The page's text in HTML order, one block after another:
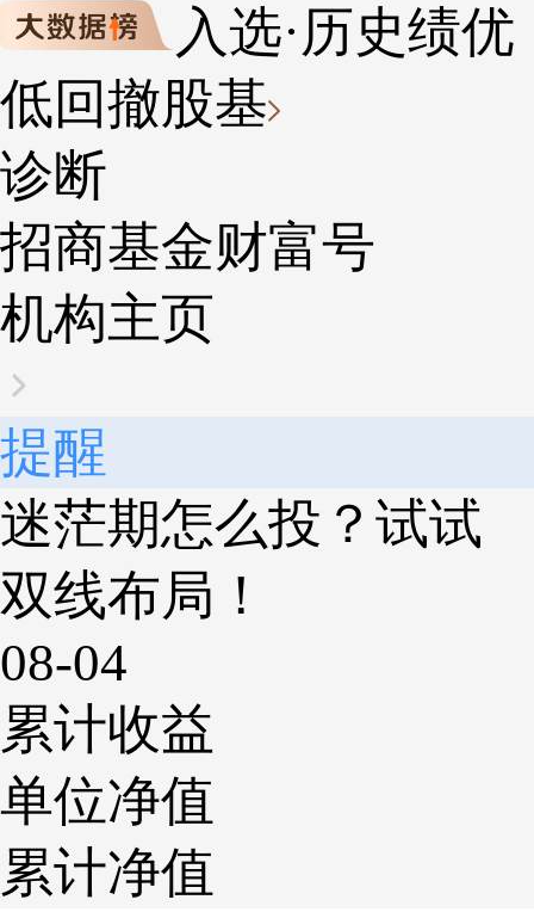
入选·历史绩优
低回撤股基
诊断
招商基金财富号
机构主页
提醒
迷茫期怎么投？试试
双线布局！
08-04
累计收益
单位净值
累计净值